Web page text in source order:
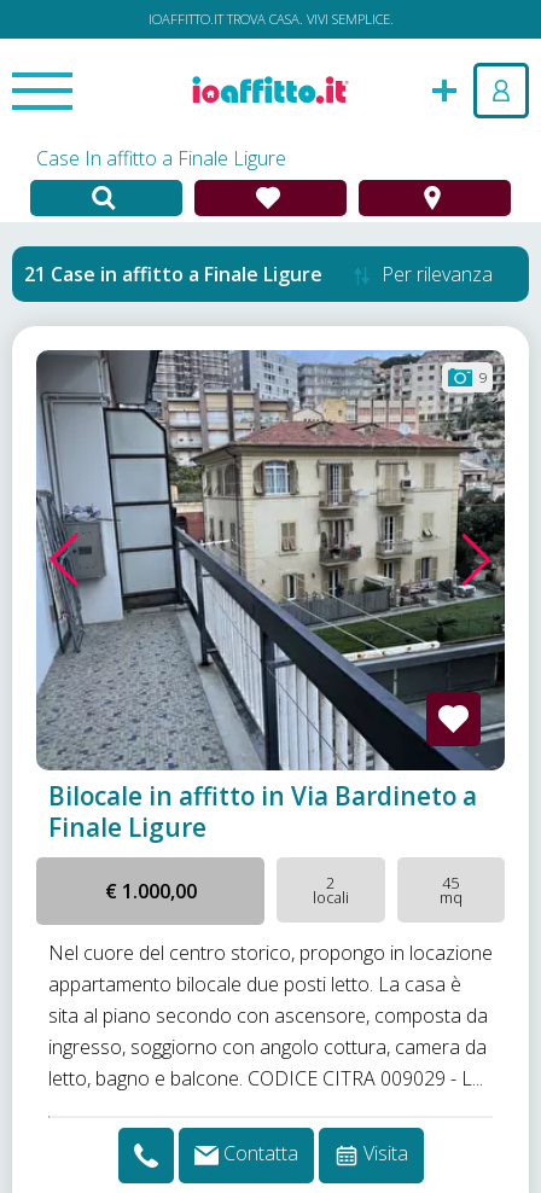
IOAFFITTO.IT TROVA CASA. VIVI SEMPLICE.
Case In affitto a Finale Ligure
Case in affitto a Finale Ligure Per rilevanza
9
Bilocale in affitto in Via Bardineto a
Finale Ligure
€ 1.000,00 2
locali
45
mq
Nel cuore del centro storico, propongo in locazione
appartamento bilocale due posti letto. La casa è
sita al piano secondo con ascensore, composta da
ingresso, soggiorno con angolo cottura, camera da
letto, bagno e balcone. CODICE CITRA 009029 - L...
Contatta Visita